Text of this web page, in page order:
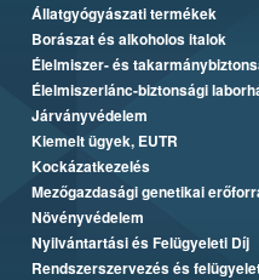
Állatgyógyászati termékek
Borászat és alkoholos italok
Élelmiszer- és
Élelmiszerlánc-biztonsági
Járványvédelem
Kiemelt ügyek, EUTR
Kockázatkezelés
Mezőgazdasági genetikai
Növényvédelem
Nyilvántartási és Felügyeleti Díj
Rendszerszervezés és